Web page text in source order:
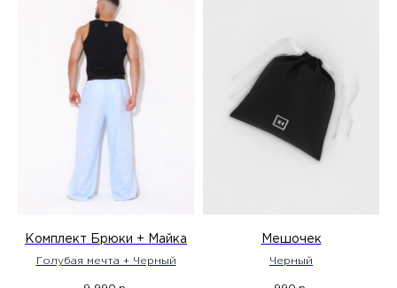
Комплект Брюки + Майка
Голубая мечта + Черный
Мешочек
Черный